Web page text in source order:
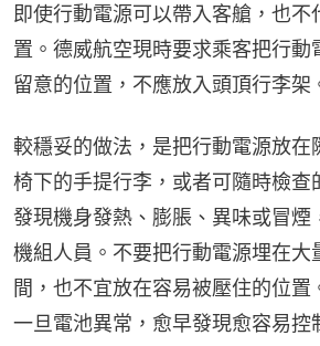
即使行動電源可以帶入客艙，也不
置。德威航空現時要求乘客把行動
留意的位置，不應放入頭頂行李架
較穩妥的做法，是把行動電源放在
椅下的手提行李，或者可隨時檢查
發現機身發熱、膨脹、異味或冒煙
機組人員。不要把行動電源埋在大
間，也不宜放在容易被壓住的位置
一旦電池異常，愈早發現愈容易控